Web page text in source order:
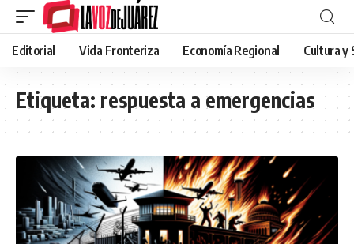
Editorial Vida Fronteriza Economía Regional Cultura y
Etiqueta:respuesta a emergencias